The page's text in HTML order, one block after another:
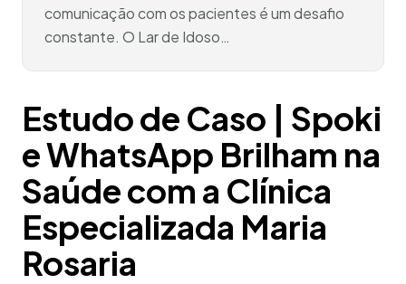
comunicação com os pacientes é um desafio
constante. O Lar de Idoso…
Estudo de Caso | Spoki
e WhatsApp Brilham na
Saúde com a Clínica
Especializada Maria
Rosaria